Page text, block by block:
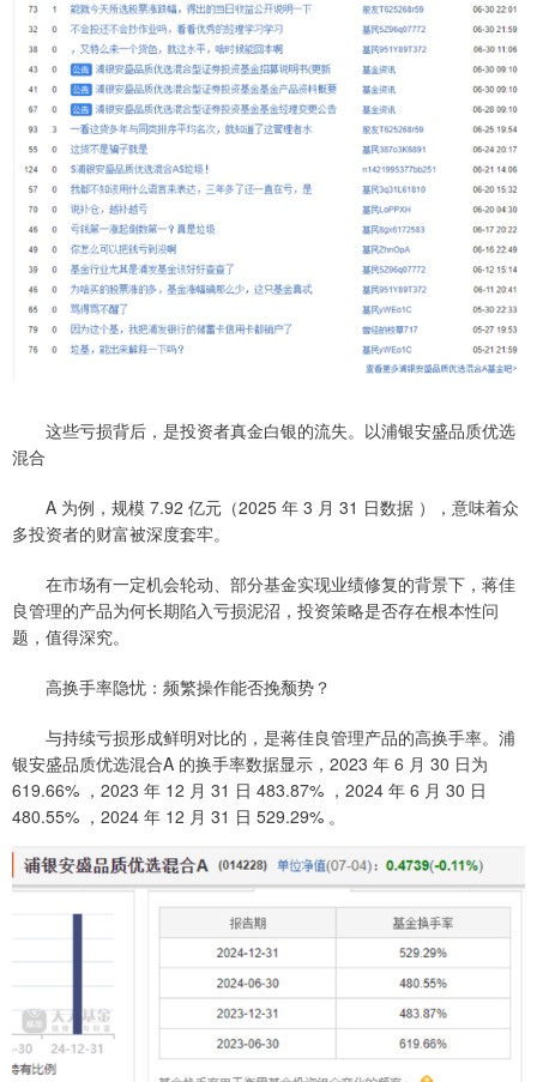
这些亏损背后，是投资者真金白银的流失。以浦银安盛品质优选
混合
A 为例，规模 7.92 亿元（2025 年 3 月 31 日数据 ），意味着众
多投资者的财富被深度套牢。
在市场有一定机会轮动、部分基金实现业绩修复的背景下，蒋佳
良管理的产品为何长期陷入亏损泥沼，投资策略是否存在根本性问
题，值得深究。
高换手率隐忧：频繁操作能否挽颓势？
与持续亏损形成鲜明对比的，是蒋佳良管理产品的高换手率。浦
银安盛品质优选混合A 的换手率数据显示，2023 年 6 月 30 日为
619.66% ，2023 年 12 月 31 日 483.87% ，2024 年 6 月 30 日
480.55% ，2024 年 12 月 31 日 529.29% 。